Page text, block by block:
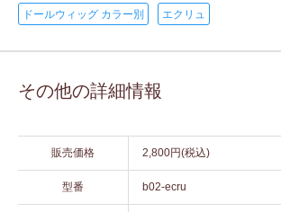
ドールウィッグ カラー別 エクリュ
その他の詳細情報
販売価格 2,800円(税込)
型番 b02-ecru